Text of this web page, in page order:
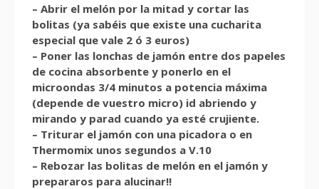
– Abrir el melón por la mitad y cortar las
bolitas (ya sabéis que existe una cucharita
especial que vale 2 ó 3 euros)
– Poner las lonchas de jamón entre dos papeles
de cocina absorbente y ponerlo en el
microondas 3/4 minutos a potencia máxima
(depende de vuestro micro) id abriendo y
mirando y parad cuando ya esté crujiente.
– Triturar el jamón con una picadora o en
Thermomix unos segundos a V.10
– Rebozar las bolitas de melón en el jamón y
prepararos para alucinar!!